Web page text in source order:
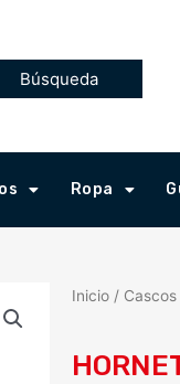
Ropa
Inicio/ Cascos